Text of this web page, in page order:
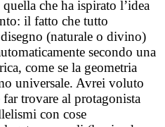
che ha ispirato l’idea
il fatto che tutto
(naturale o divino)
secondo una
come se la geometria
universale. Avrei voluto
far trovare al protagonista
con cose